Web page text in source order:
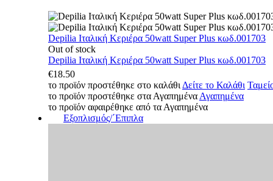
Depilia Ιταλική Κεριέρα 50watt Super Plus κωδ.001703
Out of stock
Depilia Ιταλική Κεριέρα 50watt Super Plus κωδ.001703
€18.50
το προϊόν προστέθηκε στο καλάθι Δείτε το Καλάθι
το προϊόν προστέθηκε στα Αγαπημένα Αγαπημένα
το προϊόν αφαιρέθηκε από τα Αγαπημένα
Εξοπλισμός/΄Επιπλα